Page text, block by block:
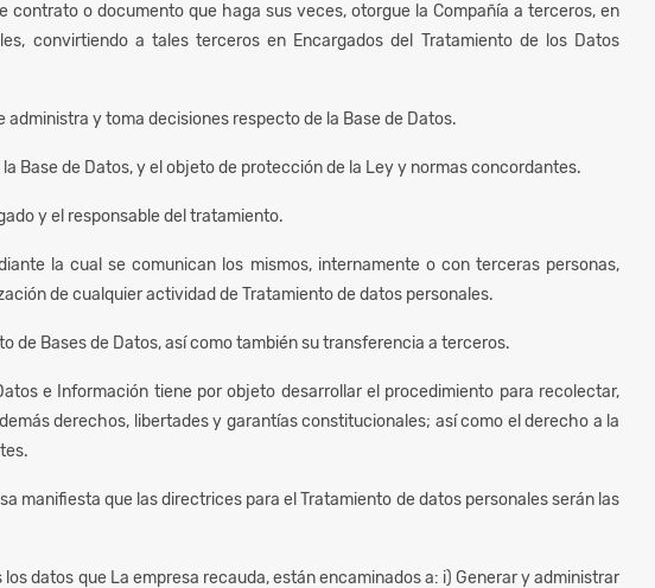
contrato o documento que haga sus veces, otorgue la Compañía a terceros, en
convirtiendo a tales terceros en Encargados del Tratamiento de los Datos
administra y toma decisiones respecto de la Base de Datos.
Base de Datos, y el objeto de protección de la Ley y normas concordantes.
y el responsable del tratamiento.
la cual se comunican los mismos, internamente o con terceras personas,
de cualquier actividad de Tratamiento de datos personales.
de Bases de Datos, así como también su transferencia a terceros.
e Información tiene por objeto desarrollar el procedimiento para recolectar,
derechos, libertades y garantías constitucionales; así como el derecho a la
manifiesta que las directrices para el Tratamiento de datos personales serán las
los datos que La empresa recauda, están encaminados a: i) Generar y administrar